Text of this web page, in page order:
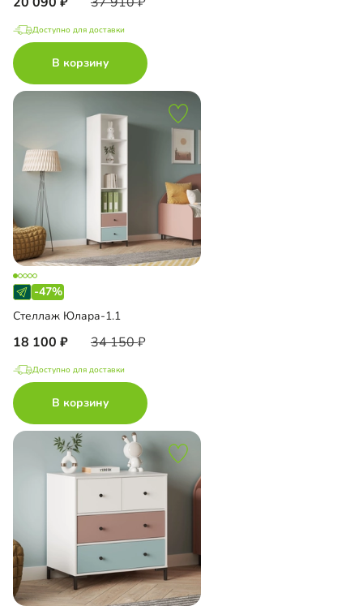
Доступно для доставки
В корзину
-47%
Стеллаж Юлара-1.1
18 100 34 150
Доступно для доставки
В корзину